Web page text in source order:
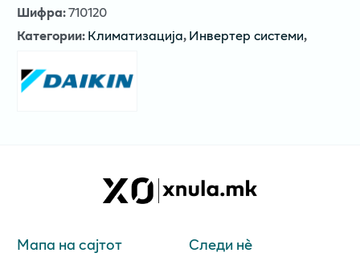
Шифра:710120
Категории:Климатизација,Инвертер системи,
Мапа на сајтот Следи нè